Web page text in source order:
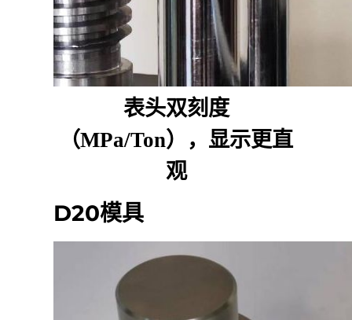
表头双刻度
（MPa/Ton），显示更直
观
D20模具